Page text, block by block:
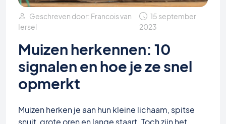
Geschreven door: Francois van
Iersel
15 september
2023
Muizen herkennen: 10
signalen en hoe je ze snel
opmerkt
Muizen herken je aan hun kleine lichaam, spitse
snuit, grote oren en lange staart. Toch zijn het